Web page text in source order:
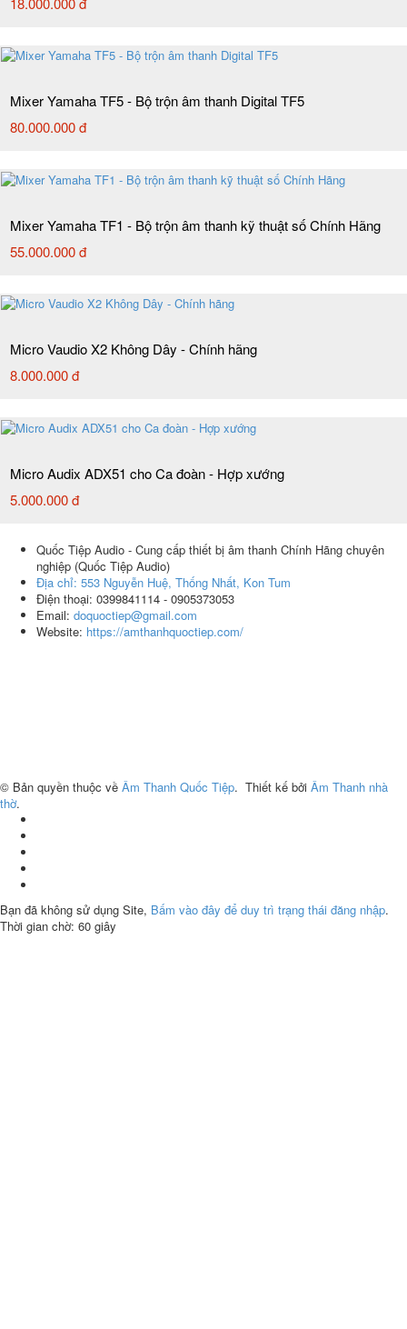
Mixer Yamaha TF5 - Bộ trộn âm thanh Digital TF5
80.000.000 đ
Mixer Yamaha TF1 - Bộ trộn âm thanh kỹ thuật số Chính Hãng
55.000.000 đ
Micro Vaudio X2 Không Dây - Chính hãng
8.000.000 đ
Micro Audix ADX51 cho Ca đoàn - Hợp xướng
5.000.000 đ
Quốc Tiệp Audio - Cung cấp thiết bị âm thanh Chính Hãng chuyên
nghiệp (Quốc Tiệp Audio)
Địa chỉ: 553 Nguyễn Huệ, Thống Nhất, Kon Tum
Điện thoại: 0399841114 - 0905373053
Email: doquoctiep@gmail.com
Website: https://amthanhquoctiep.com/
© Bản quyền thuộc về Âm Thanh Quốc Tiệp. Thiết kế bởi Âm Thanh nhà
thờ.
Bạn đã không sử dụng Site, Bấm vào đây để duy trì trạng thái đăng nhập.
Thời gian chờ: 60 giây